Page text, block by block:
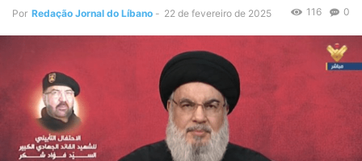
Por Redação Jornal do Líbano - 22 de fevereiro de 2025 0
116